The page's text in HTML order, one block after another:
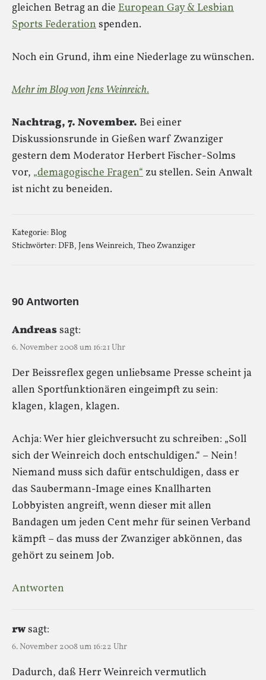
gleichen Betrag an die European Gay & Lesbian
Sports Federationspenden.
Noch ein Grund, ihm eine Niederlage zu wünschen.
Mehr im Blog von Jens Weinreich.
Nachtrag, 7. November. Bei einer
Diskussionsrunde in Gießen warf Zwanziger
gestern dem Moderator Herbert Fischer-Solms
vor, „demagogische Fragen“ zu stellen. Sein Anwalt
ist nicht zu beneiden.
Kategorie:Blog
Stichwörter:DFB, Jens Weinreich, Theo Zwanziger
90 Antworten
Andreassagt:
6. November 2008 um 16:21 Uhr
Der Beissreflex gegen unliebsame Presse scheint ja
allen Sportfunktionären eingeimpft zu sein:
klagen, klagen, klagen.
Achja: Wer hier gleichversucht zu schreiben: „Soll
sich der Weinreich doch entschuldigen.“ – Nein!
Niemand muss sich dafür entschuldigen, dass er
das Saubermann-Image eines Knallharten
Lobbyisten angreift, wenn dieser mit allen
Bandagen um jeden Cent mehr für seinen Verband
kämpft – das muss der Zwanziger abkönnen, das
gehört zu seinem Job.
Antworten
rwsagt:
6. November 2008 um 16:22 Uhr
Dadurch, daß Herr Weinreich vermutlich